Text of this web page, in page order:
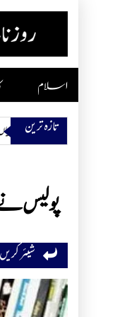
to
اسلام
تازہ ترین
پولیس
شیئر کریں